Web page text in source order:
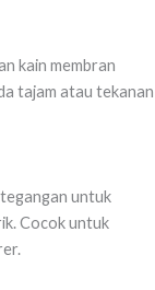
kain membran
tajam atau tekanan
untuk
Cocok untuk